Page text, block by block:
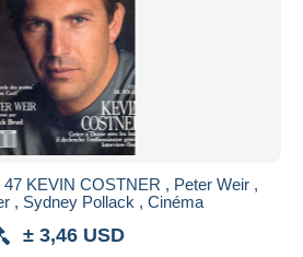
47 KEVIN COSTNER , Peter Weir ,
, Sydney Pollack , Cinéma
± 3,46 USD